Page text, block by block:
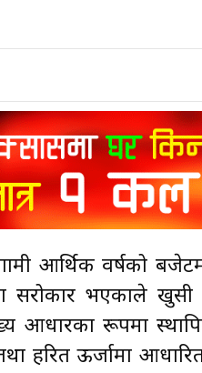
आर्थिक वर्षको
सरोकार भएकाले खुसी
रूपमा
हरित ऊर्जामा